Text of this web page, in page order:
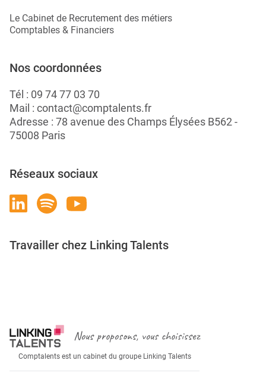
Le Cabinet de Recrutement des métiers
Comptables & Financiers
Nos coordonnées
Tél : 09 74 77 03 70
Mail : contact@comptalents.fr
Adresse : 78 avenue des Champs Élysées B562 -
75008 Paris
Réseaux sociaux
Travailler chez Linking Talents
Nous proposons, vous choisissez
Comptalents est un cabinet du groupe Linking Talents